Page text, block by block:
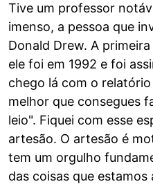
Tive um professor
imenso, a pessoa que
Donald Drew. A
ele foi em 1992 e foi
chego lá com o
melhor que consegues
leio". Fiquei com esse
artesão. O artesão é
tem um orgulho
das coisas que